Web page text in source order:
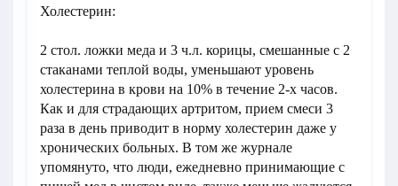
Холестерин:
2 стол. ложки меда и 3 ч.л. корицы, смешанные с 2
стаканами теплой воды, уменьшают уровень
холестерина в крови на 10% в течение 2-х часов.
Как и для страдающих артритом, прием смеси 3
раза в день приводит в норму холестерин даже у
хронических больных. В том же журнале
упомянуто, что люди, ежедневно принимающие с